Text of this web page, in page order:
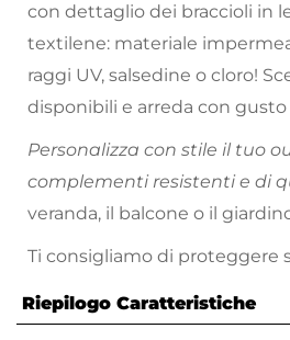
con dettaglio dei braccioli in
textilene: materiale
raggi UV, salsedine o cloro!
disponibili e arreda con
Personalizza con stile il tuo
complementi resistenti e di
veranda, il balcone o il
Ti consigliamo di proteggere
raggi solari. Metti al riparo i
Riepilogo Caratteristiche